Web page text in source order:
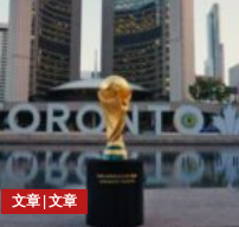
文章 | 文章